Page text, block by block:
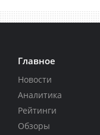
Главное
Новости
Аналитика
Рейтинги
Обзоры